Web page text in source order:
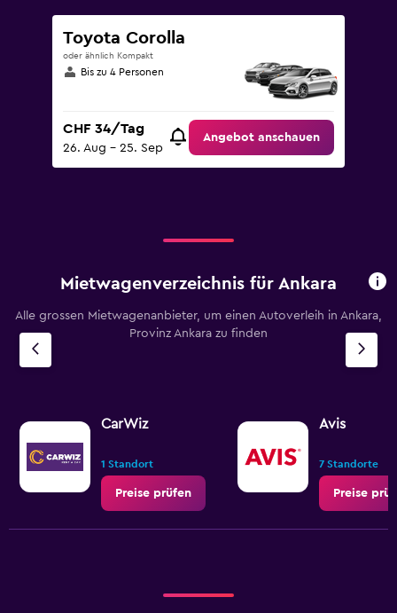
Toyota Corolla
oder ähnlich Kompakt
Bis zu 4 Personen
CHF 34/Tag
26. Aug – 25. Sep
Angebot anschauen
Mietwagenverzeichnis für Ankara
Alle grossen Mietwagenanbieter, um einen Autoverleih in Ankara,
Provinz Ankara zu finden
CarWiz
1 Standort
Preise prüfen
Avis
7 Standorte
Preise